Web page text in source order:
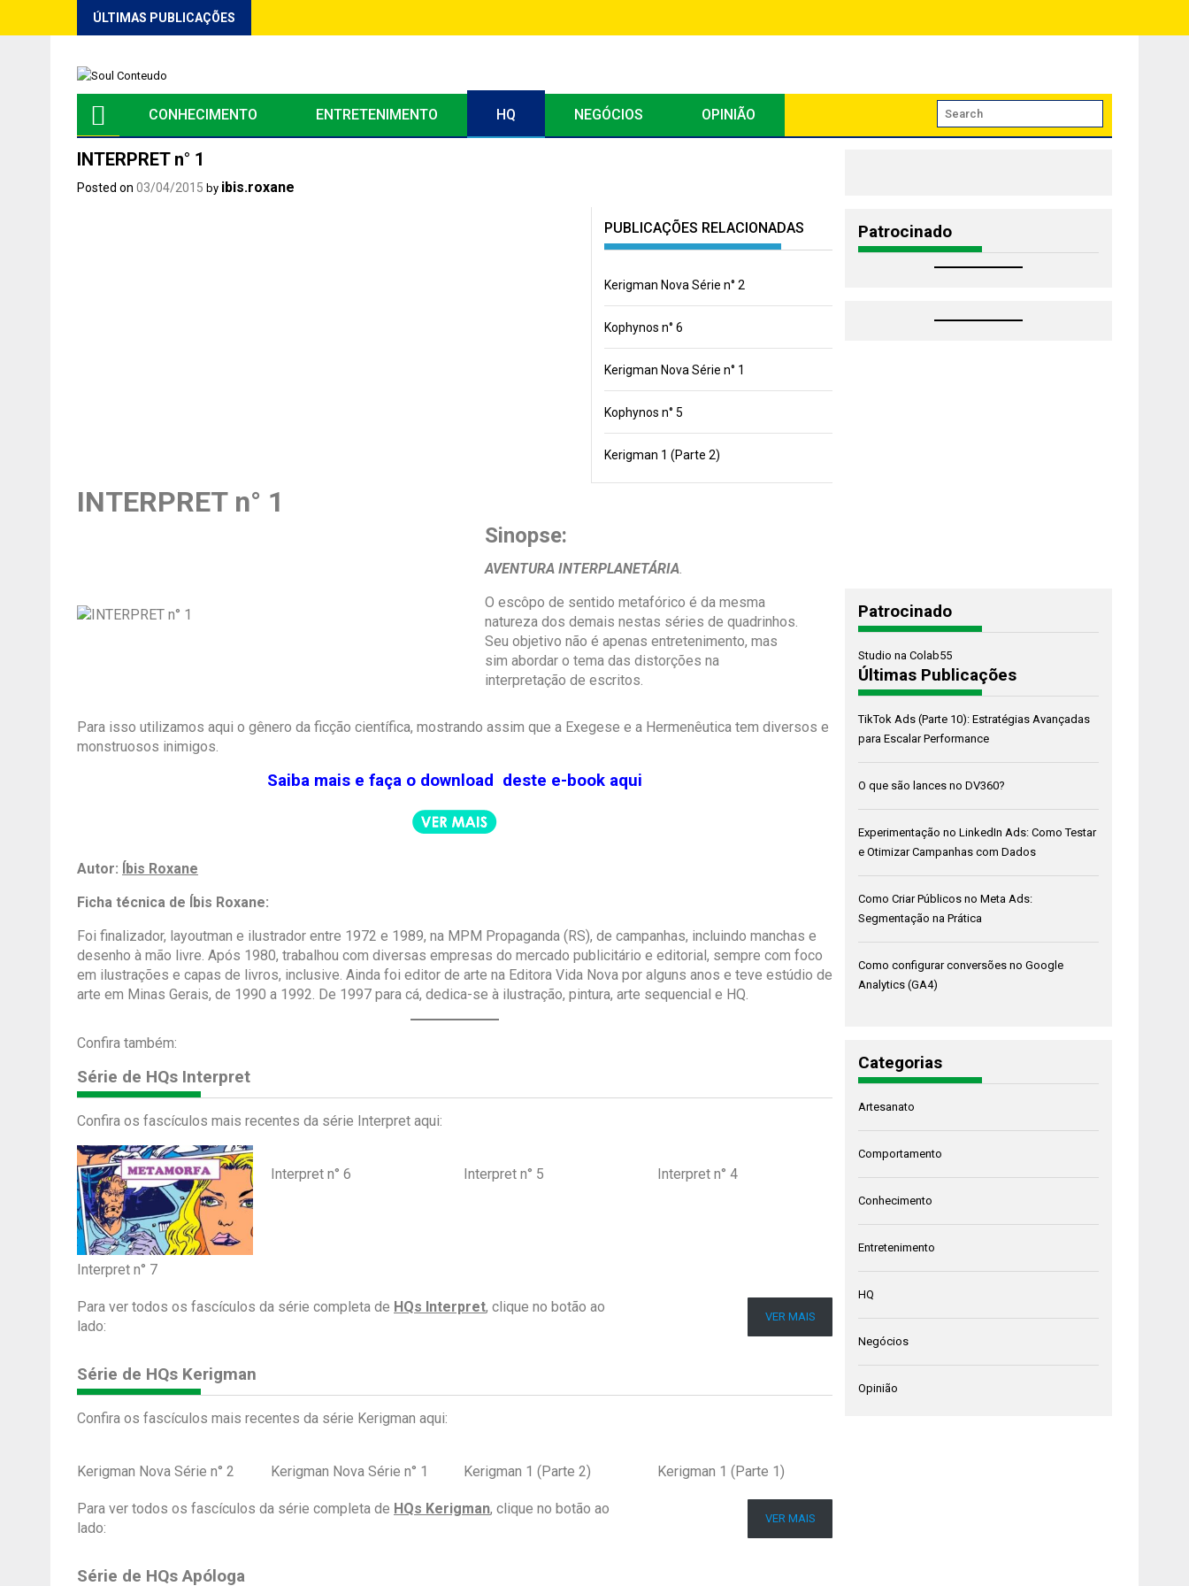
ÚLTIMAS PUBLICAÇÕES
CONHECIMENTO ENTRETENIMENTO HQ NEGÓCIOS OPINIÃO
INTERPRET n° 1
Posted on 03/04/2015 by ibis.roxane
PUBLICAÇÕES RELACIONADAS
Kerigman Nova Série n° 2
Kophynos n° 6
Kerigman Nova Série n° 1
Kophynos n° 5
Kerigman 1 (Parte 2)
INTERPRET n° 1
Sinopse:
AVENTURA INTERPLANETÁRIA.
O escôpo de sentido metafórico é da mesma
natureza dos demais nestas séries de quadrinhos.
Seu objetivo não é apenas entretenimento, mas
sim abordar o tema das distorções na
interpretação de escritos.
Para isso utilizamos aqui o gênero da ficção científica, mostrando assim que a Exegese e a Hermenêutica tem diversos e
monstruosos inimigos.
Saiba mais e faça o download deste e-book aqui
Autor: Íbis Roxane
Ficha técnica de Íbis Roxane:
Foi finalizador, layoutman e ilustrador entre 1972 e 1989, na MPM Propaganda (RS), de campanhas, incluindo manchas e
desenho à mão livre. Após 1980, trabalhou com diversas empresas do mercado publicitário e editorial, sempre com foco
em ilustrações e capas de livros, inclusive. Ainda foi editor de arte na Editora Vida Nova por alguns anos e teve estúdio de
arte em Minas Gerais, de 1990 a 1992. De 1997 para cá, dedica-se à ilustração, pintura, arte sequencial e HQ.
Confira também:
Série de HQs Interpret
Confira os fascículos mais recentes da série Interpret aqui:
Interpret n° 7
Interpret n° 6 Interpret n° 5 Interpret n° 4
Para ver todos os fascículos da série completa de HQs Interpret, clique no botão ao
lado:
VER MAIS
Série de HQs Kerigman
Confira os fascículos mais recentes da série Kerigman aqui:
Kerigman Nova Série n° 2 Kerigman Nova Série n° 1 Kerigman 1 (Parte 2) Kerigman 1 (Parte 1)
Para ver todos os fascículos da série completa de HQs Kerigman, clique no botão ao
lado:
VER MAIS
Série de HQs Apóloga
Patrocinado
Patrocinado
Studio na Colab55
Últimas Publicações
TikTok Ads (Parte 10): Estratégias Avançadas
para Escalar Performance
O que são lances no DV360?
Experimentação no LinkedIn Ads: Como Testar
e Otimizar Campanhas com Dados
Como Criar Públicos no Meta Ads:
Segmentação na Prática
Como configurar conversões no Google
Analytics (GA4)
Categorias
Artesanato
Comportamento
Conhecimento
Entretenimento
HQ
Negócios
Opinião